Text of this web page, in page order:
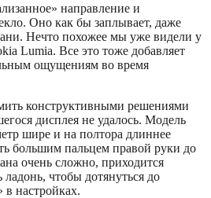
направление и
Оно как бы заплывает, даже
Нечто похожее мы уже видели у
Lumia. Все это тоже добавляет
ощущениям во время
конструктивными решениями
дисплея не удалось. Модель
шире и на полтора длиннее
большим пальцем правой руки до
очень сложно, приходится
чтобы дотянуться до
в настройках.